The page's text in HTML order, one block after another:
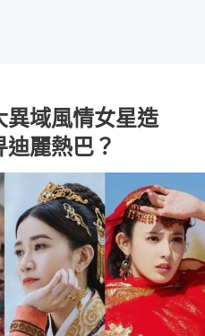
異域風情女星造
麗熱巴？